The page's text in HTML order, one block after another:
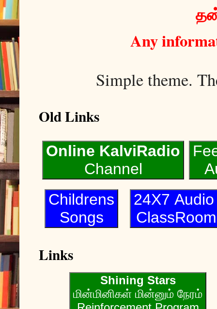
Any
Simple theme.
Old Links
Online KalviRadio
Channel
Childrens
Songs
24X7
ClassRoom
Links
Shining Stars
மின்மினிகள் மின்னும் நேரம்